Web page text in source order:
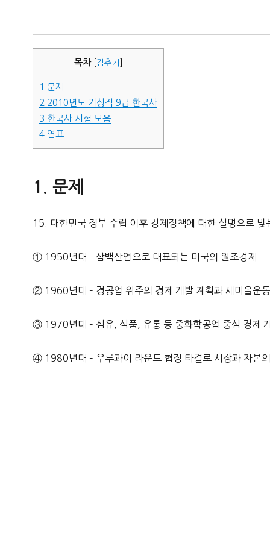
목차 감추기
1 문제
2 2010년도 기상직 9급 한국사
3 한국사 시험 모음
4 연표
문제
15. 대한민국 정부 수립 이후 경제정책에 대한 설명으로 맞
① 1950년대 – 삼백산업으로 대표되는 미국의 원조경제
② 1960년대 – 경공업 위주의 경제 개발 계획과 새마을운동
③ 1970년대 – 섬유, 식품, 유통 등 중화학공업 중심 경제
④ 1980년대 – 우루과이 라운드 협정 타결로 시장과 자본